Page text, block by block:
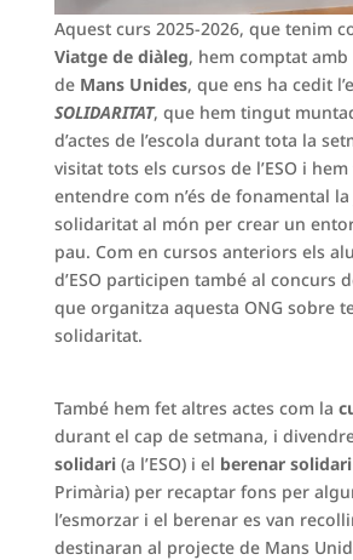
Aquest curs 2025-2026, que tenim
Viatge de diàleg, hem comptat amb
de Mans Unides, que ens ha cedit
SOLIDARITAT, que hem tingut
d’actes de l’escola durant tota la
visitat tots els cursos de l’ESO i
entendre com n’és de fonamental
solidaritat al món per crear un
pau. Com en cursos anteriors els
d’ESO participen també al concurs
que organitza aquesta ONG sobre
solidaritat.
També hem fet altres actes com la
durant el cap de setmana, i
solidari(a l’ESO) i el berenar solidari
Primària) per recaptar fons per
l’esmorzar i el berenar es van
destinaran al projecte de Mans